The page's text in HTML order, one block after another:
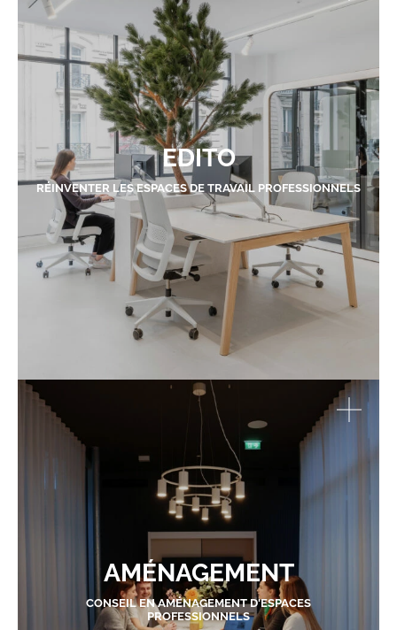
EDITO
RÉINVENTER LES ESPACES DE TRAVAIL PROFESSIONNELS
AMÉNAGEMENT
CONSEIL EN AMÉNAGEMENT D'ESPACES
PROFESSIONNELS